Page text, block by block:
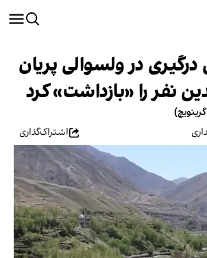
درگیری در ولسوالی پریان
نفر را «بازداشت» کرد
اشتراک‌گذاری